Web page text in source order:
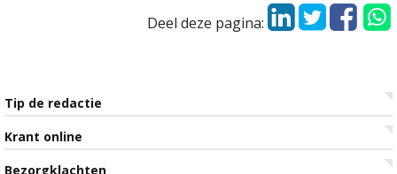
Deel deze pagina:
Tip de redactie
Krant online
Bezorgklachten